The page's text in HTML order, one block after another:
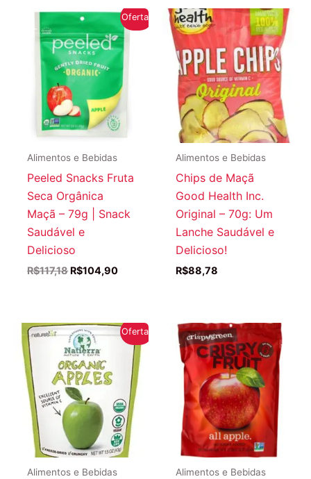
Oferta!
Alimentos e Bebidas
Peeled Snacks Fruta
Seca Orgânica
Maçã – 79g | Snack
Saudável e
Delicioso
R$117,18 O
R$104,90O
Alimentos e Bebidas
Chips de Maçã
Good Health Inc.
Original – 70g: Um
Lanche Saudável e
Delicioso!
R$88,78
Oferta!
Alimentos e Bebidas Alimentos e Bebidas